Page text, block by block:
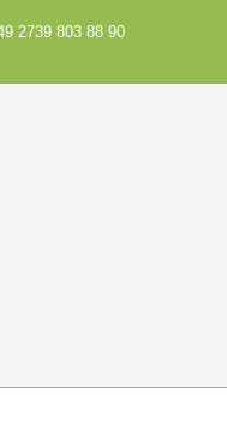
2739 803 88 90